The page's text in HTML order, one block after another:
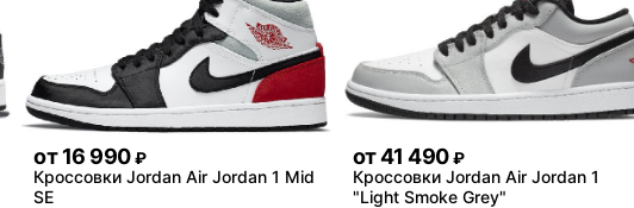
от 16 990 ₽
Кроссовки Jordan Air Jordan 1 Mid
SE
от41 490 ₽
Кроссовки Jordan Air Jordan 1
"Light Smoke Grey"